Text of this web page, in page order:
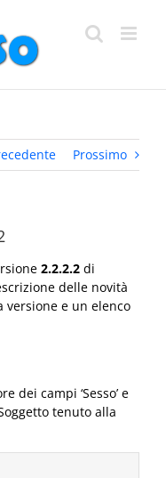
Prossimo
2.2.2.2 di
delle novità
e un elenco
dei campi ‘Sesso’ e
tenuto alla